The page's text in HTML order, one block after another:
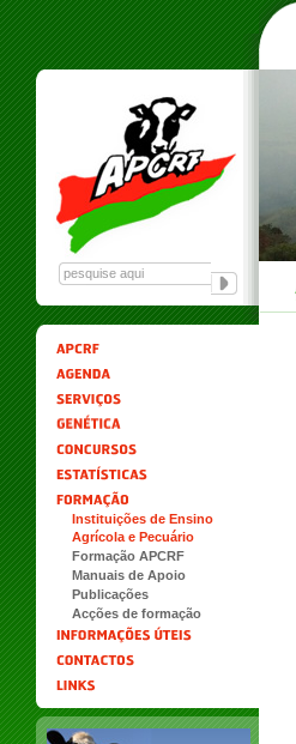
Instituições de Ensino
Agrícola e Pecuário
Formação APCRF
Manuais de Apoio
Publicações
Acções de formação